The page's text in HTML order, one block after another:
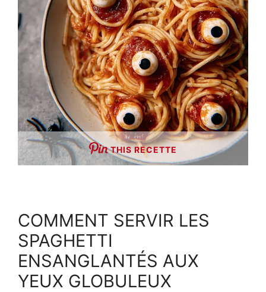
THIS RECETTE
COMMENT SERVIR LES
SPAGHETTI
ENSANGLANTÉS AUX
YEUX GLOBULEUX